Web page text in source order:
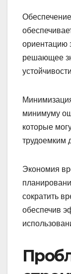
ориентацию
решающее
минимуму
которые
трудоемким
Экономия
сократить
обеспечив